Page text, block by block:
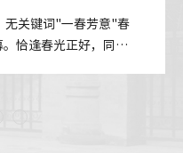
无关键词"一春芳意"春
恰逢春光正好，同学